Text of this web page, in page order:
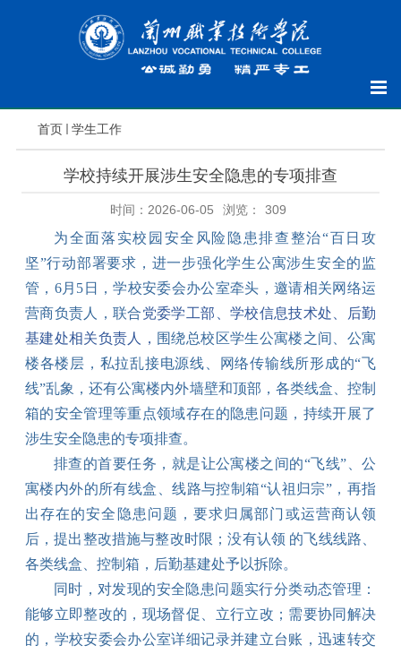
首页 学生工作
学校持续开展涉生安全隐患的专项排查
时间：2026-06-05 浏览： 309
为全面落实校园安全风险隐患排查整治“百日攻
坚”行动部署要求，进一步强化学生公寓涉生安全的监
管， 6月 5 日，学校安委会办公室牵头，邀请相关网络运
营商负责人
，联合党委学工部、学校信息技术处、后勤
基建处相关负责人， 围绕总校区学生公寓楼之间、公寓
楼各楼层，私拉乱接电源线、网络传输线所形成的“飞
线”乱象，还有公寓楼内外墙壁和顶部，各类线盒、控制
箱的安全管理等重点领域存在的隐患问题 ， 持续开展了
涉生安全隐患的专项排查。
排查的首要任务，就是让公寓楼之间的“飞线”、公
寓楼内外的所有线盒、线路与控制箱“认祖归宗”，再指
出存在的安全隐患问题，要求归属部门或运营商认领
后，提出整改措施与整改时限；没有认领 的飞线线路、
各类线盒、控制箱，后勤基建处予以拆除。
同时， 对发现的安全隐患问题实行分类动态管理：
能够立即整改的，现场督促、立行立改；需要协同解决
的， 学校安委会办公室详细记录并建立台账，迅速转交